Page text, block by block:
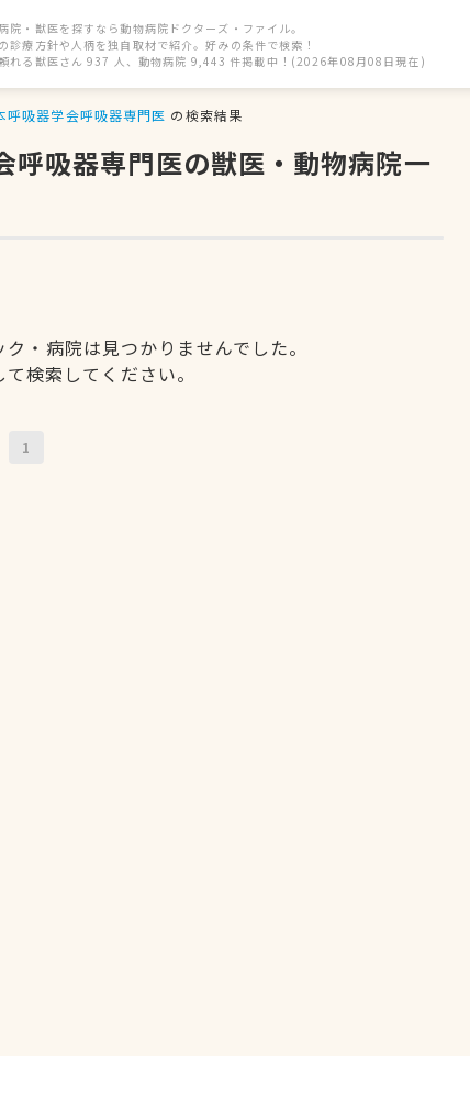
院・獣医を探すなら動物病院ドクターズ・ファイル。
診療方針や人柄を独自取材で紹介。好みの条件で検索！
れる獣医さん 937 人、動物病院 9,443 件掲載中！(2026年08月08日現在)
呼吸器学会呼吸器専門医 の検索結果
吸器専門医の獣医・動物病院一
・病院は見つかりませんでした。
検索してください。
1